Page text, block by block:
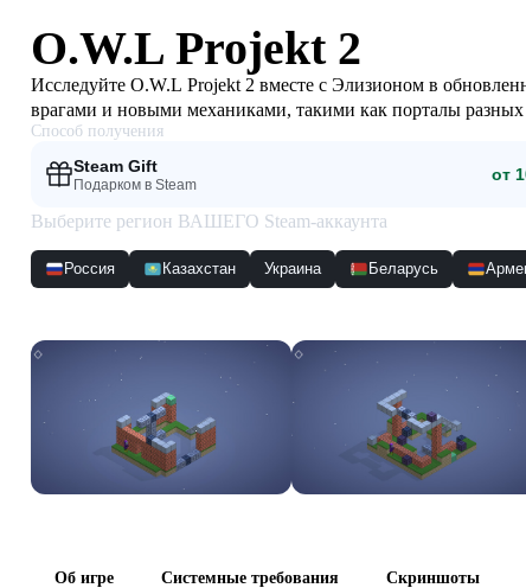
O.W.L Projekt 2
Исследуйте O.W.L Projekt 2 вместе с Элизионом в
врагами и новыми механиками, такими как порталы
сбежать от Стражей в этом захватывающем приключении.
Способ получения
Steam Gift
Подарком в Steam
от
Выберите регион ВАШЕГО Steam-аккаунта
Россия Казахстан Украина Беларусь
Об игре Системные требования Скриншоты